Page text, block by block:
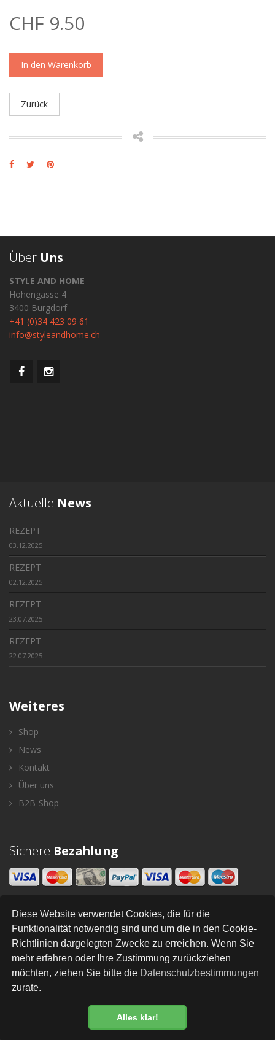
Datenschutzbestimmung
Diese Website verwendet Cookies, die für die
Funktionalität notwendig sind und um die in den Cookie-
Richtlinien dargelegten Zwecke zu erreichen. Wenn Sie
mehr erfahren oder Ihre Zustimmung zurückziehen
möchten, ziehen Sie bitte die Datenschutzbestimmungen
zurate.
Alles klar!
CHF 9.50
In den Warenkorb
Zurück
Über Uns
STYLE AND HOME
Hohengasse 4
3400 Burgdorf
+41 (0)34 423 09 61
info@styleandhome.ch
Aktuelle News
REZEPT
03.12.2025
REZEPT
02.12.2025
REZEPT
23.07.2025
REZEPT
22.07.2025
Weiteres
Shop
News
Kontakt
Über uns
B2B-Shop
Sichere Bezahlung
Newsletter
SENDEN
Impressum•Versand•Kontakt•